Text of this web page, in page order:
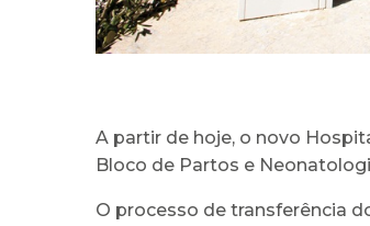
A partir de hoje, o novo
Bloco de Partos e
O processo de transferência